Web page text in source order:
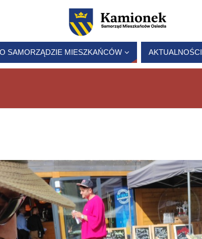
O SAMORZĄDZIE MIESZKAŃCÓW AKTUALNOŚCI